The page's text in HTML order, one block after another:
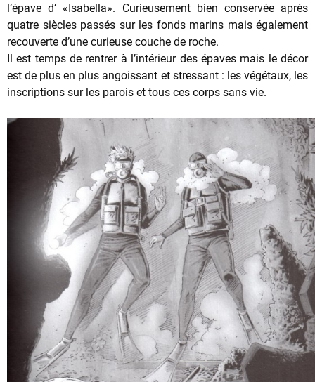
l’épave d’ «Isabella». Curieusement bien conservée après
quatre siècles passés sur les fonds marins mais également
recouverte d’une curieuse couche de roche.
Il est temps de rentrer à l’intérieur des épaves mais le décor
est de plus en plus angoissant et stressant : les végétaux, les
inscriptions sur les parois et tous ces corps sans vie.